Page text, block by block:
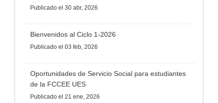
Publicado el 30 abr, 2026
Bienvenidos al Ciclo 1-2026
Publicado el 03 feb, 2026
Oportunidades de Servicio Social para estudiantes
de la FCCEE UES
Publicado el 21 ene, 2026